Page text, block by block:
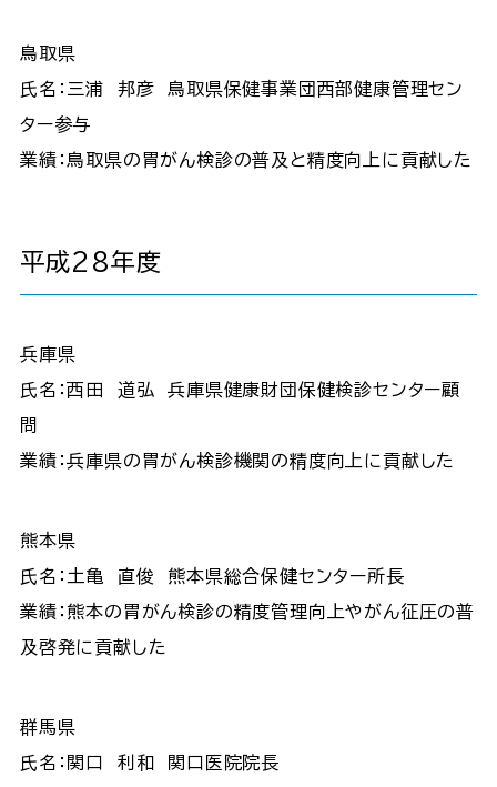
鳥取県
氏名：三浦 邦彦 鳥取県保健事業団西部健康管理セン
ター参与
業績：鳥取県の胃がん検診の普及と精度向上に貢献した
平成28年度
兵庫県
氏名：西田 道弘 兵庫県健康財団保健検診センター顧
問
業績：兵庫県の胃がん検診機関の精度向上に貢献した
熊本県
氏名：土亀 直俊 熊本県総合保健センター所長
業績：熊本の胃がん検診の精度管理向上やがん征圧の普
及啓発に貢献した
群馬県
氏名：関口 利和 関口医院院長